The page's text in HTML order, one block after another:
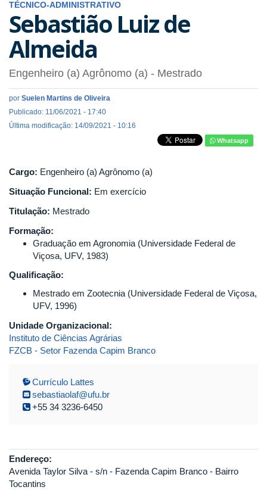
TÉCNICO-ADMINISTRATIVO
Sebastião Luiz de
Almeida
Engenheiro (a) Agrônomo (a) - Mestrado
por Suelen Martins de Oliveira
Publicado: 11/06/2021 - 17:40
Última modificação: 14/09/2021 - 10:16
Whatsapp
Cargo: Engenheiro (a) Agrônomo (a)
Situação Funcional: Em exercício
Titulação: Mestrado
Formação:
Graduação em Agronomia (Universidade Federal de
Viçosa, UFV, 1983)
Qualificação:
Mestrado em Zootecnia (Universidade Federal de Viçosa,
UFV, 1996)
Unidade Organizacional:
Instituto de Ciências Agrárias
FZCB - Setor Fazenda Capim Branco
Currículo Lattes
sebastiaolaf@ufu.br
+55 34 3236-6450
Endereço:
Avenida Taylor Silva - s/n - Fazenda Capim Branco - Bairro
Tocantins